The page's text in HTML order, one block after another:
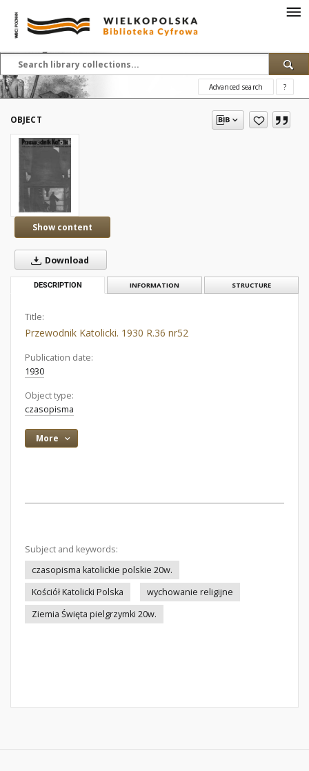
Advanced search ?
OBJECT
Show content
Download
DESCRIPTION INFORMATION STRUCTURE
Title:
Przewodnik Katolicki. 1930 R.36 nr52
Publication date:
1930
Object type:
czasopisma
More
Subject and keywords:
czasopisma katolickie polskie 20w.
Kościół Katolicki Polska
wychowanie religijne
Ziemia Święta pielgrzymki 20w.